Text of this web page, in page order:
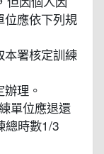
位應依下列規
本署核定訓練
理。
單位應退還
總時數1/3